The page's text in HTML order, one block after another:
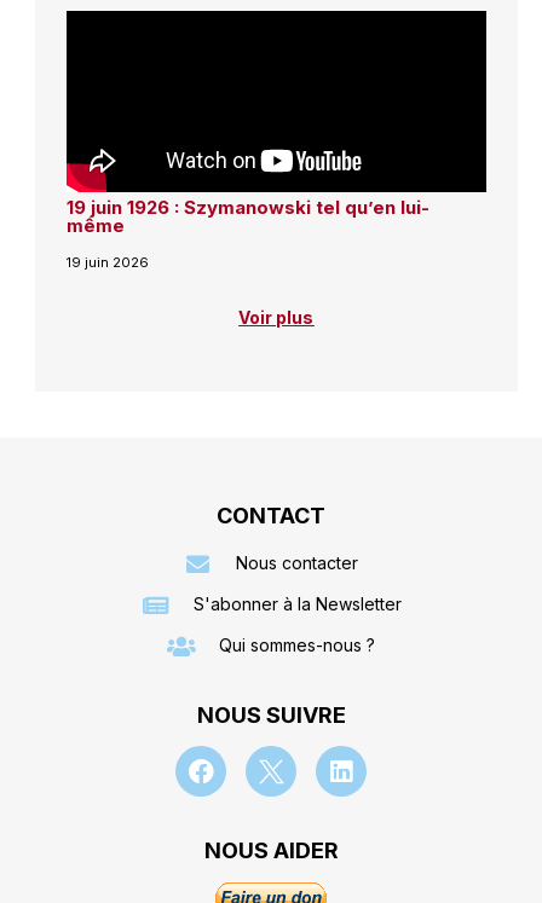
19 juin 1926 : Szymanowski tel qu’en lui-
même
19 juin 2026
Voir plus
CONTACT
Nous contacter
S'abonner à la Newsletter
Qui sommes-nous ?
NOUS SUIVRE
NOUS AIDER